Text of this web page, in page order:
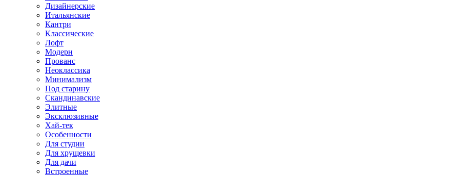
Дизайнерские
Итальянские
Кантри
Классические
Лофт
Модерн
Прованс
Неоклассика
Минимализм
Под старину
Скандинавские
Элитные
Эксклюзивные
Хай-тек
Особенности
Для студии
Для хрущевки
Для дачи
Встроенные